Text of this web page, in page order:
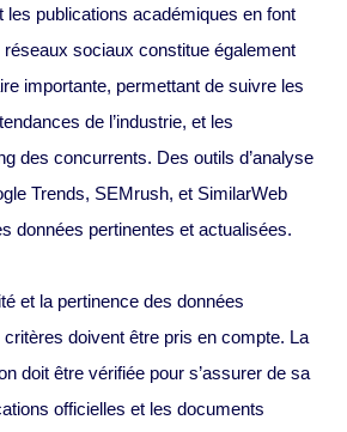
les publications académiques en font
réseaux sociaux constitue également
importante, permettant de suivre les
de l’industrie, et les
des concurrents. Des outils d’analyse
Trends, SEMrush, et SimilarWeb
données pertinentes et actualisées.
et la pertinence des données
doivent être pris en compte. La
doit être vérifiée pour s’assurer de sa
officielles et les documents